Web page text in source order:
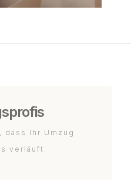
dass Ihr Umzug
verläuft.